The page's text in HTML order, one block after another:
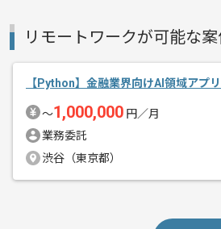
エージェントからのコ
リモートワ
レバテック
経験豊富な
リモートワークが可能な
【Python】金融業界向けAI領域アプ
〜1,000,000 円／月
業務委託
渋谷（東京都）